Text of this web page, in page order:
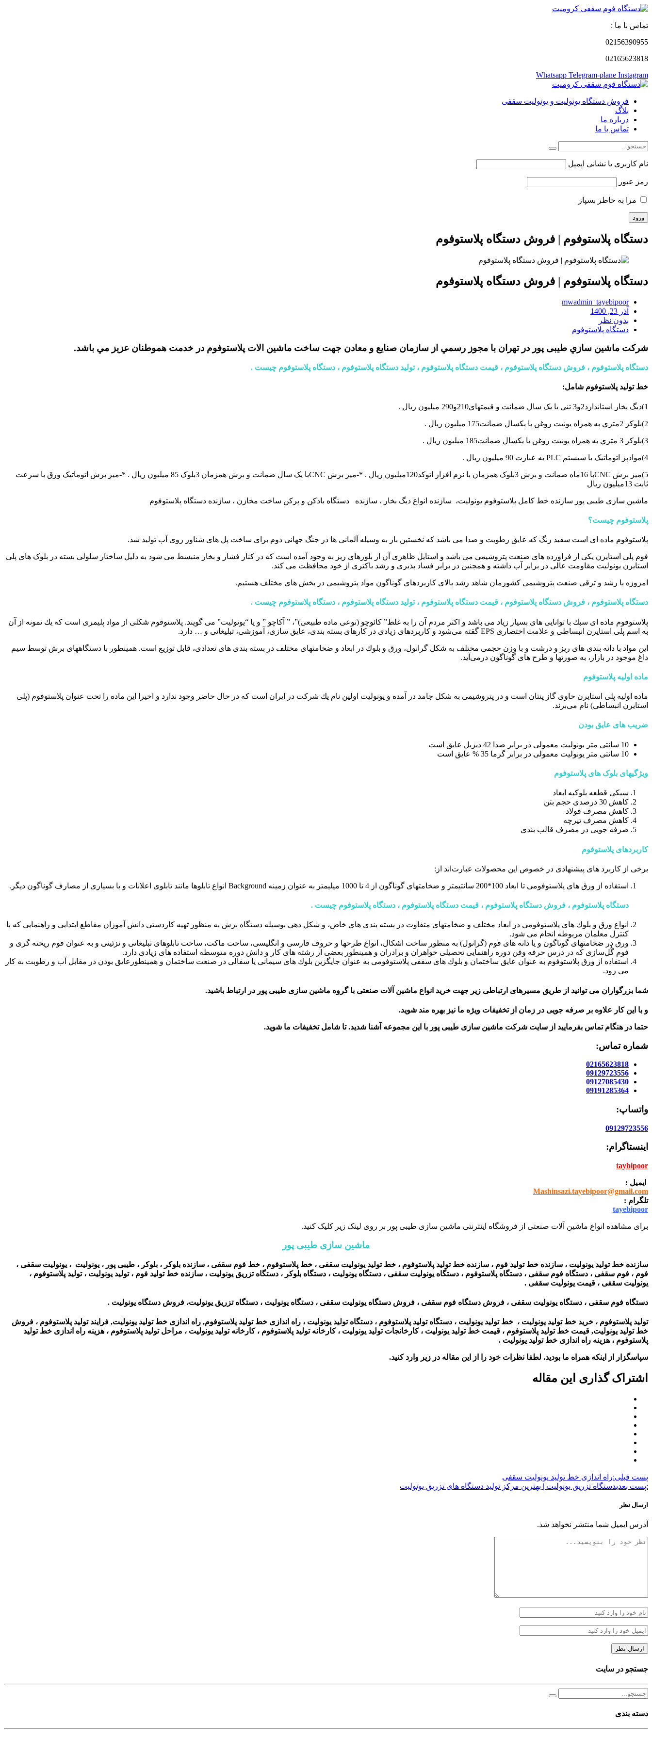
تماس با ما :
02156390955
02165623818
Whatsapp Telegram-plane Instagram
فروش دستگاه یونولیت و یونولیت سقفی
بلاگ
درباره ما
تماس با ما
نام کاربری یا نشانی ایمیل
رمز عبور
مرا به خاطر بسپار
دستگاه پلاستوفوم | فروش دستگاه پلاستوفوم
دستگاه پلاستوفوم | فروش دستگاه پلاستوفوم
mwadmin_tayebipoor
آذر 23, 1400
بدون نظر
دستگاه پلاستوفوم
شرکت ماشين سازي طیبی پور در تهران با مجوز رسمي از سازمان صنايع و معادن جهت ساخت ماشين الات پلاستوفوم در خدمت هموطنان عزيز مي باشد.
دستگاه پلاستوفوم ، فروش دستگاه پلاستوفوم ، قیمت دستگاه پلاستوفوم ، تولید دستگاه پلاستوفوم ، دستگاه پلاستوفوم چیست .
خط توليد پلاستوفوم شامل:
1)ديگ بخار استاندارد2و3 تني با يک سال ضمانت و قيمتهاي210و290 ميليون ريال .
2)بلوکر 2متري به همراه يونيت روغن با يکسال ضمانت175 ميليون ريال .
3)بلوکر 3 متري به همراه يونيت روغن با يکسال ضمانت185 ميليون ريال .
4)موادپز اتوماتيک با سيستم PLC به عبارت 90 ميليون ريال .
5)ميز برش CNCبا 16ماه ضمانت و برش 3بلوک همزمان با نرم افزار اتوکد120ميليون ريال . *-میز برش CNCبا یک سال ضمانت و برش همزمان 3بلوک 85 میلیون ریال . *-میز برش اتوماتیک ورق با سرعت
ثابت 13میلیون ریال
ماشین سازی طیبی پور سازنده خط کامل پلاستوفوم یونولیت، سازنده انواع دیگ بخار ، سازنده دستگاه بادکن و پرکن ساخت مخازن ، سازنده دستگاه پلاستوفوم
پلاستوفوم چیست؟
پلاستوفوم ماده ای است سفید رنگ كه عایق رطوبت و صدا می باشد که نخستین بار به وسیله آلمانی ها در جنگ جهانی دوم برای ساخت پل های شناور روی آب تولید شد.
فوم پلی استایرن یکی از فراورده های صنعت پتروشیمی می باشد و استایل ظاهری آن از بلورهای ریز به وجود آمده است که در کنار فشار و بخار منبسط می شود به دلیل ساختار سلولی بسته در بلوک های پلی
استایرن یونولیت مقاومت عالی در برابر آب داشته و همچنین در برابر فساد پذیری و رشد باکتری از خود محافظت می کند.
امروزه با رشد و ترقی صنعت پتروشیمی کشورمان شاهد رشد بالای كاربرد‌های گوناگون مواد پتروشیمی در بخش های مختلف هستیم.
دستگاه پلاستوفوم ، فروش دستگاه پلاستوفوم ، قیمت دستگاه پلاستوفوم ، تولید دستگاه پلاستوفوم ، دستگاه پلاستوفوم چیست .
پلاستوفوم ماده ای سبك با توانایی های بسیار زیاد می باشد و اکثر مردم آن را به غلط” كائوچو (نوعی ماده طبیعی)”، ” آكاچو ” و یا “یونولیت” می گویند. پلاستوفوم شکلی از مواد پلیمری است كه یك نمونه از آن
به اسم پلی استایرن انبساطی و علامت اختصاری EPS گقته می‌شود و كاربردهای زیادی در کارهای بسته بندی، عایق سازی، آموزشی، تبلیغاتی و … دارد.
این مواد با دانه بندی های ریز و درشت و با وزن حجمی مختلف به شکل گرانول، ورق و بلوك در ابعاد و ضخامتهای مختلف در بسته بندی های تعدادی، قابل توزیع است. همینطور با دستگاههای برش توسط سیم
داغ موجود در بازار، به صورتها و طرح های گوناگون درمی‌آید.
ماده اولیه پلاستوفوم
ماده اولیه پلی استایرن حاوی گاز پنتان است و در پتروشیمی به شکل جامد در آمده و یونولیت اولین نام یك شركت در ایران است که در حال حاضر وجود ندارد و اخیرا این ماده را تحت عنوان پلاستوفوم (پلی
استایرن انبساطی) نام می‌برند.
ضریب های عایق بودن
10 سانتی متر یونولیت معمولی در برابر صدا 42 دیزبل عایق است
10 سانتی متر یونولیت معمولی در برابر گرما 35 % عایق است
ویژگیهای بلوک های پلاستوفوم
سبکی قطعه بلوکبه ابعاد
کاهش 30 درصدی حجم بتن
کاهش مصرف فولاد
کاهش مصرف تیرچه
صرفه جویی در مصرف قالب بندی
كاربردهای پلاستوفوم
برخی از كاربرد های پیشنهادی در خصوص این محصولات عبارت‌اند از:
استفاده از ورق های پلاستوفومی تا ابعاد 100*200 سانتیمتر و ضخامتهای گوناگون از 4 تا 1000 میلیمتر به عنوان زمینه Background انواع تابلوها مانند تابلوی اعلانات و یا بسیاری از مصارف گوناگون دیگر.
دستگاه پلاستوفوم ، فروش دستگاه پلاستوفوم ، قیمت دستگاه پلاستوفوم ، دستگاه پلاستوفوم چیست .
انواع ورق و بلوك های پلاستوفومی در ابعاد مختلف و ضخامتهای متفاوت در بسته بندی های خاص، و شكل دهی بوسیله دستگاه برش به منظور تهیه كاردستی دانش آموزان مقاطع ابتدایی و راهنمایی که با
کنترل معلمان مربوطه انجام می شود.
ورق در ضخامتهای گوناگون و یا دانه های فوم (گرانول) به منظور ساخت اشكال، انواع طرحها و حروف فارسی و انگلیسی، ساخت ماكت، ساخت تابلوهای تبلیغاتی و تزئینی و به عنوان فوم ریخته گری و
فوم گُل‌سازی كه در درس حرفه ‌وفن دوره راهنمایی تحصیلی خواهران و برادران و همینطور بعضی از رشته های كار و دانش دوره متوسطه استفاده های زیادی دارد.
استفاده از ورق پلاستوفوم به عنوان عایق ساختمان و بلوك های سقفی پلاستوفومی به عنوان جایگزین بلوك های سیمانی یا سفالی در صنعت ساختمان و همینطورعایق بودن در مقابل آب و رطوبت به کار
می رود.
شما بزرگواران می توانید از طریق مسیرهای ارتباطی زیر جهت خرید انواع ماشین آلات صنعتی با گروه ماشین سازی طیبی پور در ارتباط باشید.
و با این کار علاوه بر صرفه جویی در زمان از تخفیفات ویژه ما نیز بهره مند شوید.
حتما در هنگام تماس بفرمایید از سایت شرکت ماشین سازی طیبی پور با این مجموعه آشنا شدید. تا شامل تخفیفات ما شوید.
شماره تماس:
02165623818
09129723556
09127085430
09191285364
واتساپ:
09129723556
اینستاگرام:
taybipoor
ایمیل :
Mashinsazi.tayebipoor@gmail.com
تلگرام :
tayebipoor
برای مشاهده انواع ماشین آلات صنعتی از فروشگاه اینترنتی ماشین سازی طیبی پور بر روی لینک زیر کلیک کنید.
ماشین سازی طیبی پور
سازنده خط تولید یونولیت ، سازنده خط تولید فوم ، سازنده خط تولید پلاستوفوم ، خط تولید یونولیت سقفی ، خط پلاستوفوم ، خط فوم سقفی ، سازنده بلوکر ، بلوکر ، طیبی پور ، یونولیت ، یونولیت سقفی ،
فوم ، فوم سقفی ، دستگاه فوم سقفی ، دستگاه پلاستوفوم ، دستگاه یونولیت سقفی ، دستگاه یونولیت ، دستگاه بلوکر ، دستگاه تزریق یونولیت ، سازنده خط تولید فوم ، تولید یونولیت ، تولید پلاستوفوم ،
یونولیت سقفی ، قیمت یونولیت سقفی .
دستگاه فوم سقفی ، دستگاه یونولیت سقفی ، فروش دستگاه فوم سقفی ، فروش دستگاه یونولیت سقفی ، دستگاه یونولیت ، دستگاه تزریق یونولیت، فروش دستگاه یونولیت .
تولید پلاستوفوم ، خرید خط تولید یونولیت ، خط تولید یونولیت ، دستگاه تولید پلاستوفوم ، دستگاه تولید یونولیت ، راه اندازی خط تولید پلاستوفوم, راه اندازی خط تولید یونولیت, فرایند تولید پلاستوفوم ، فروش
خط تولید یونولیت, قیمت خط تولید پلاستوفوم ، قیمت خط تولید یونولیت ، کارخانجات تولید یونولیت ، کارخانه تولید پلاستوفوم ، کارخانه تولید یونولیت ، مراحل تولید پلاستوفوم ، هزینه راه اندازی خط تولید
پلاستوفوم ، هزینه راه اندازی خط تولید یونولیت .
سپاسگزار از اینکه همراه ما بودید. لطفا نظرات خود را از این مقاله در زیر وارد کنید.
اشتراک گذاری این مقاله
پست قبلی:راه اندازی خط تولید یونولیت سقفی
:پست بعدیدستگاه تزریق یونولیت | بهترین مرکز تولید دستگاه های تزریق یونولیت
ارسال نظر
آدرس ایمیل شما منتشر نخواهد شد.
جستجو در سایت
دسته بندی